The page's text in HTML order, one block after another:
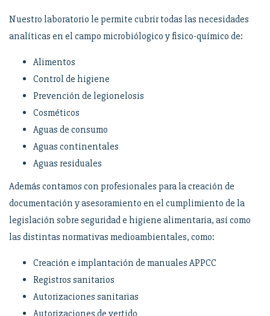
Nuestro laboratorio le permite cubrir todas las necesidades
analíticas en el campo microbiólogico y fisico-químico de:
Alimentos
Control de higiene
Prevención de legionelosis
Cosméticos
Aguas de consumo
Aguas continentales
Aguas residuales
Además contamos con profesionales para la creación de
documentación y asesoramiento en el cumplimiento de la
legislación sobre seguridad e higiene alimentaria, así como
las distintas normativas medioambientales, como:
Creación e implantación de manuales APPCC
Registros sanitarios
Autorizaciones sanitarias
Autorizaciones de vertido